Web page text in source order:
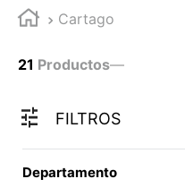
Cartago
21 Productos—
FILTROS
Departamento